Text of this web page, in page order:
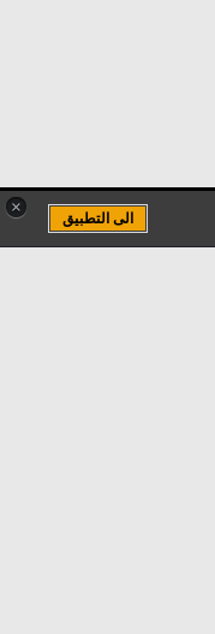
×
الى التطبيق